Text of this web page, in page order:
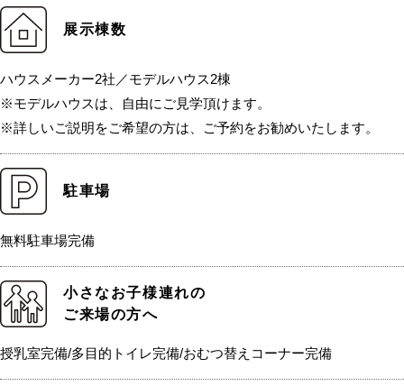
展示棟数
ハウスメーカー2社／モデルハウス2棟
※モデルハウスは、自由にご見学頂けます。
※詳しいご説明をご希望の方は、ご予約をお勧めいたします。
駐車場
無料駐車場完備
小さなお子様連れの
ご来場の方へ
授乳室完備/多目的トイレ完備/おむつ替えコーナー完備